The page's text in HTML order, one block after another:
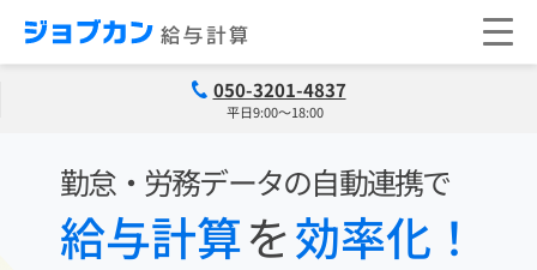
050-3201-4837
平日9:00～18:00
勤怠・労務データの自動連携で
給与計算を効率化！